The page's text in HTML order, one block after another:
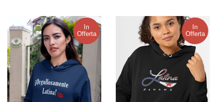
listino
In
Offerta
In
Offerta